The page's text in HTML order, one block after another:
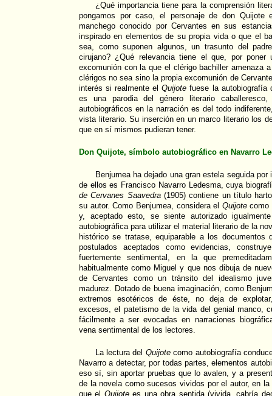
¿Qué importancia tiene para la comprensión
pongamos por caso, el personaje de don Quijote
manchego conocido por Cervantes en sus
inspirado en elementos de su propia vida o que el
sea, como suponen algunos, un trasunto del
cirujano? ¿Qué relevancia tiene el que, por poner
excomunión con la que el clérigo bachiller amenaza
clérigos no sea sino la propia excomunión de
interés si realmente elQuijote fuese la autobiografía
es una parodia del género literario
autobiográficos en la narración es del todo
vista literario. Su inserción en un marco literario los
que en sí mismos pudieran tener.
Don Quijote, símbolo autobiográfico en Navarro
Benjumea ha dejado una gran estela seguida
de ellos es Francisco Navarro Ledesma, cuya
de Cervanes Saavedra (1905) contiene un título
su autor. Como Benjumea, considera el Quijotecomo
y, aceptado esto, se siente autorizado
autobiográfica para utilizar el material literario de la
histórico se tratase, equiparable a los documentos
postulados aceptados como evidencias,
fuertemente sentimental, en la que
habitualmente como Miguel y que nos dibuja de
de Cervantes como un tránsito del idealismo
madurez. Dotado de buena imaginación, como
extremos esotéricos de éste, no deja de
excesos, el patetismo de la vida del genial manco,
fácilmente a ser evocadas en narraciones
vena sentimental de los lectores.
La lectura del Quijotecomo autobiografía
Navarro a detectar, por todas partes, elementos
eso sí, sin aportar pruebas que lo avalen, y a
de la novela como sucesos vividos por el autor, en
que el Quijotees una obra sentida (vivida, cabría